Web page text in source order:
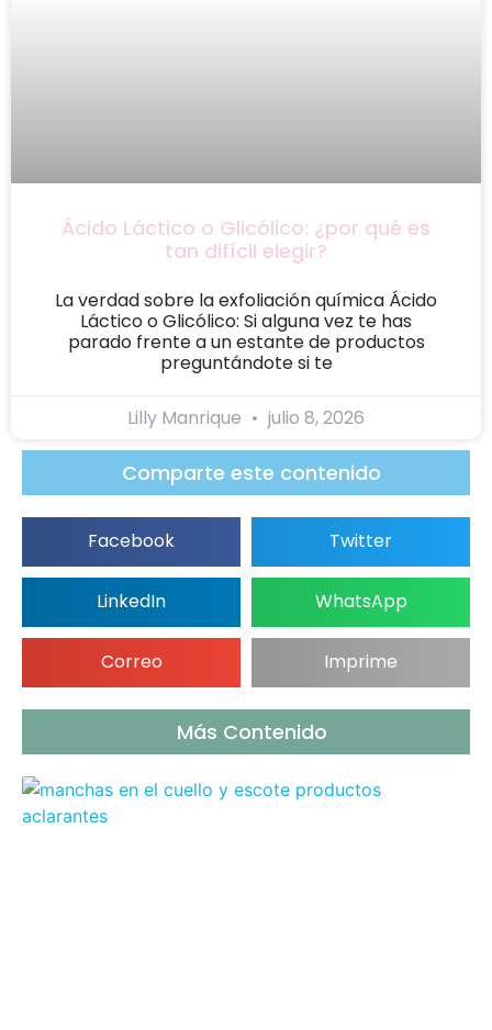
Ácido Láctico o Glicólico: ¿por qué es
tan difícil elegir?
La verdad sobre la exfoliación química Ácido
Láctico o Glicólico: Si alguna vez te has
parado frente a un estante de productos
preguntándote si te
Lilly Manrique julio 8, 2026
Comparte este contenido
Facebook Twitter
LinkedIn WhatsApp
Correo Imprime
Más Contenido